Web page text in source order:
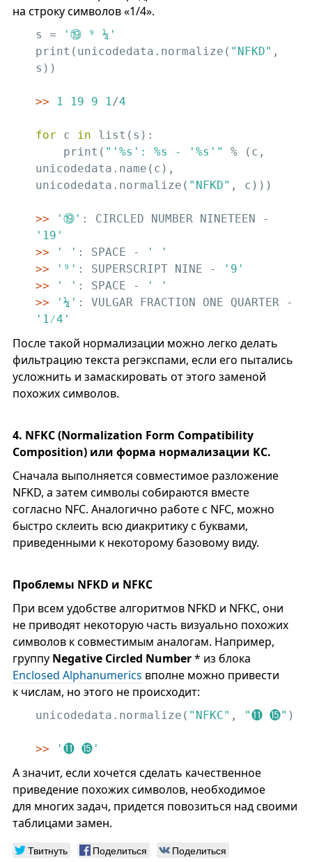
на строку символов «1/4».
s =
'⑲ ⁹ ¼'
print(unicodedata.normalize( "NFKD" ,
s))
>> 1 19 9 1/4
for c in list(s):
    print(
"'%s': %s - '%s'"
% (c,
unicodedata.name(c),
unicodedata.normalize( "NFKD" , c)))
>> '⑲'
'19'
>>
' ' : SPACE -
' '
>>
'⁹' : SUPERSCRIPT NINE -
'9'
>>
' ' : SPACE -
' '
>>
'¼'
'1⁄4'
После такой нормализации можно легко делать
фильтрацию текста регэкспами, если его пытались
усложнить и замаскировать от этого заменой
похожих символов.
4. NFKC (Normalization Form Compatibility
Composition) или форма нормализации KC.
Сначала выполняется совместимое разложение
NFKD, а затем символы собираются вместе
согласно NFC. Аналогично работе с NFC, можно
быстро склеить всю диакритику с буквами,
приведенными к некоторому базовому виду.
Проблемы NFKD и NFKC
При всем удобстве алгоритмов NFKD и NFKC, они
не приводят некоторую часть визуально похожих
символов к совместимым аналогам. Например,
группу Negative Circled Number* из блока
Enclosed Alphanumerics вполне можно привести
к числам, но этого не происходит:
unicodedata.normalize( "NFKC" , "⓫ ⓯" )
>> '⓫ ⓯'
А значит, если хочется сделать качественное
приведение похожих символов, необходимое
для многих задач, придется повозиться над своими
таблицами замен.
Твитнуть Поделиться
Поделиться